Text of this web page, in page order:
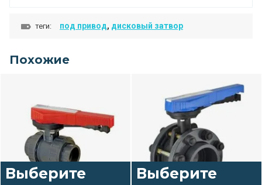
теги: под привод, дисковый затвор
Похожие
Выберите
Выберите